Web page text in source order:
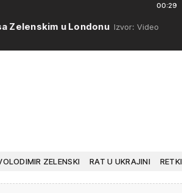
00:29
Zelenskim u LondonuIzvor: Video
ZELENSKI RAT U UKRAJINI